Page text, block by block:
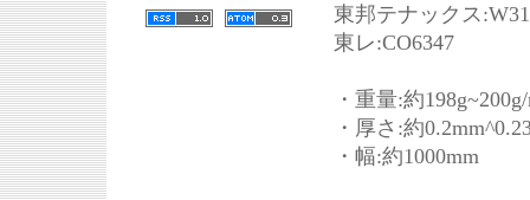
東邦テナックス
東レ:CO6347
・重量:約
・厚さ:約
・幅:約1000mm